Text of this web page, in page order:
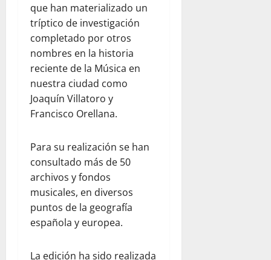
que han materializado un
tríptico de investigación
completado por otros
nombres en la historia
reciente de la Música en
nuestra ciudad como
Joaquín Villatoro y
Francisco Orellana.
Para su realización se han
consultado más de 50
archivos y fondos
musicales, en diversos
puntos de la geografía
española y europea.
La edición ha sido realizada